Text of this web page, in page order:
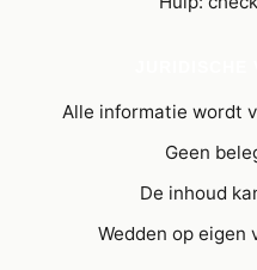
Alle informatie wordt
Geen
De inhoud
Wedden op eigen